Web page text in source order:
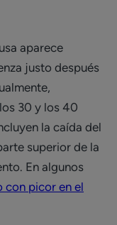
aparece
justo después
30 y los 40
la caída del
superior de la
En algunos
con picor en el